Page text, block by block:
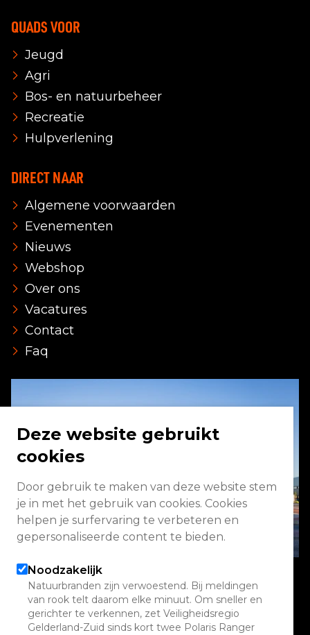
QUADS VOOR
Jeugd
Agri
Bos- en natuurbeheer
Recreatie
Hulpverlening
DIRECT NAAR
Algemene voorwaarden
Evenementen
Nieuws
Webshop
Over ons
Vacatures
Contact
Faq
Energieweg 2 3771 NA Barneveld
Deze website gebruikt
cookies
Door gebruik te maken van deze website stem
je in met het gebruik van cookies. Cookies
helpen je surfervaring te verbeteren en
gepersonaliseerde content te bieden.
Noodzakelijk
Natuurbranden zijn verwoestend. Bij meldingen
van rook telt daarom elke minuut. Om sneller en
gerichter te verkennen, zet Veiligheidsregio
Gelderland-Zuid sinds kort twee Polaris Ranger